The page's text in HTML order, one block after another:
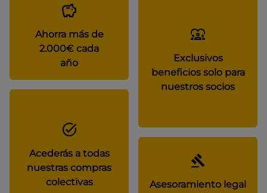
Ahorra más de
2.000€ cada
año
Exclusivos
beneficios solo para
nuestros socios
Acederás a todas
nuestras compras
colectivas
Asesoramiento legal